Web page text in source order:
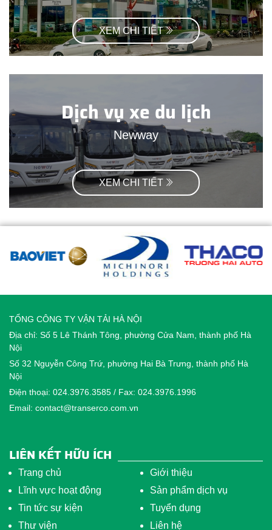
XEM CHI TIẾT
Dịch vụ xe du lịch
Newway
XEM CHI TIẾT
TỔNG CÔNG TY VẬN TẢI HÀ NỘI
Địa chỉ: Số 5 Lê Thánh Tông, phường Cửa Nam, thành phố Hà
Nội
Số 32 Nguyễn Công Trứ, phường Hai Bà Trưng, thành phố Hà
Nội
Điện thoại: 024.3976.3585 / Fax: 024.3976.1996
Email: contact@transerco.com.vn
LIÊN KẾT HỮU ÍCH
Trang chủ
Giới thiệu
Lĩnh vực hoạt động
Sản phẩm dịch vụ
Tin tức sự kiện
Tuyển dụng
Thư viện
Liên hệ